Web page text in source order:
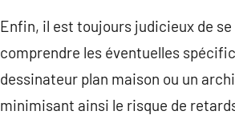
Enfin, il est toujours judicieux de
comprendre les éventuelles
dessinateur plan maison ou un
minimisant ainsi le risque de